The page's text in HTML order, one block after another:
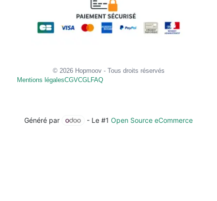
© 2026 Hopmoov - Tous droits réservés
Mentions légalesCGVCGLFAQ
Généré par - Le #1Open Source eCommerce